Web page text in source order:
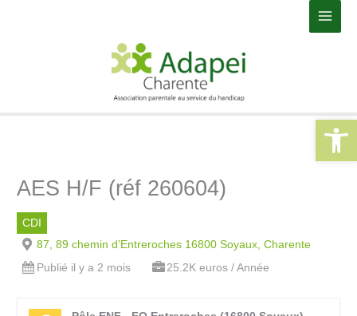
Ouvrir
Main
AES H/F (réf 260604)
CDI
87, 89 chemin d’Entreroches 16800 Soyaux, Charente
Publié il y a 2 mois
25.2K euros / Année